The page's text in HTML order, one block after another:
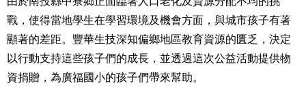
戰，使得當地學生在學習環境及機會方面，與城市孩子有著
顯著的差距。豐華生技深知偏鄉地區教育資源的匱乏，決定
以行動支持這些孩子們的成長，並透過這次公益活動提供物
資捐贈，為廣福國小的孩子們帶來幫助。